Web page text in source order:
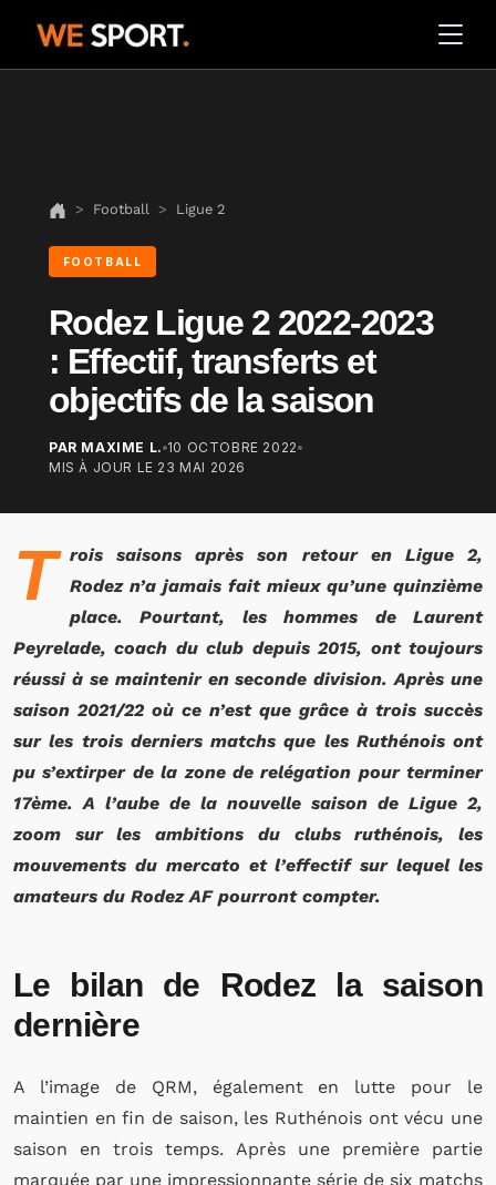
Football Ligue 2
FOOTBALL
Rodez Ligue 2 2022-2023
: Effectif, transferts et
objectifs de la saison
PAR MAXIME L. 10 OCTOBRE 2022
MIS À JOUR LE 23 MAI 2026
T
rois saisons après son retour en Ligue 2,
Rodez n’a jamais fait mieux qu’une quinzième
place. Pourtant, les hommes de Laurent
Peyrelade, coach du club depuis 2015, ont toujours
réussi à se maintenir en seconde division. Après une
saison 2021/22 où ce n’est que grâce à trois succès
sur les trois derniers matchs que les Ruthénois ont
pu s’extirper de la zone de relégation pour terminer
17ème. A l’aube de la nouvelle saison de Ligue 2,
zoom sur les ambitions du clubs ruthénois, les
mouvements du mercato et l’effectif sur lequel les
amateurs du Rodez AF pourront compter.
Le bilan de Rodez la saison
dernière
A l’image de QRM, également en lutte pour le
maintien en fin de saison, les Ruthénois ont vécu une
saison en trois temps. Après une première partie
marquée par une impressionnante série de six matchs